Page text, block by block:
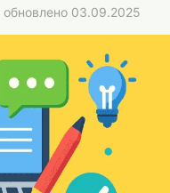
обновлено 03.09.2025